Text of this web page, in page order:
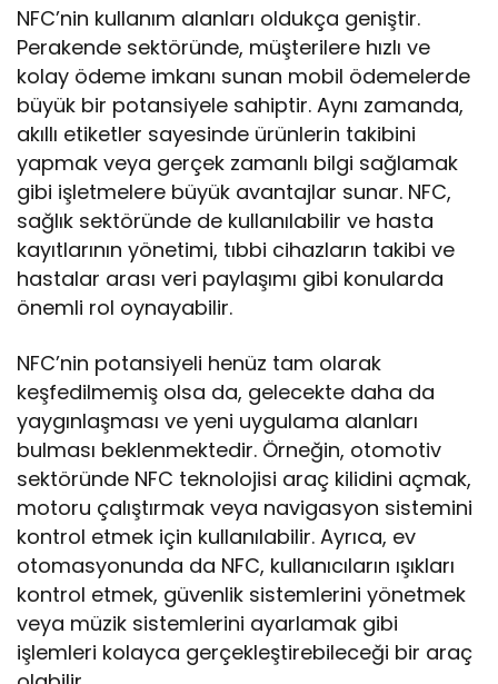
NFC’nin kullanım alanları oldukça geniştir.
Perakende sektöründe, müşterilere hızlı ve
kolay ödeme imkanı sunan mobil ödemelerde
büyük bir potansiyele sahiptir. Aynı zamanda,
akıllı etiketler sayesinde ürünlerin takibini
yapmak veya gerçek zamanlı bilgi sağlamak
gibi işletmelere büyük avantajlar sunar. NFC,
sağlık sektöründe de kullanılabilir ve hasta
kayıtlarının yönetimi, tıbbi cihazların takibi ve
hastalar arası veri paylaşımı gibi konularda
önemli rol oynayabilir.
NFC’nin potansiyeli henüz tam olarak
keşfedilmemiş olsa da, gelecekte daha da
yaygınlaşması ve yeni uygulama alanları
bulması beklenmektedir. Örneğin, otomotiv
sektöründe NFC teknolojisi araç kilidini açmak,
motoru çalıştırmak veya navigasyon sistemini
kontrol etmek için kullanılabilir. Ayrıca, ev
otomasyonunda da NFC, kullanıcıların ışıkları
kontrol etmek, güvenlik sistemlerini yönetmek
veya müzik sistemlerini ayarlamak gibi
işlemleri kolayca gerçekleştirebileceği bir araç